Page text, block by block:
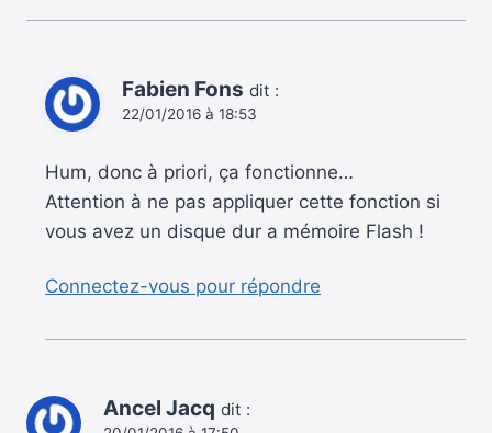
Fabien Fons dit :
22/01/2016 à 18:53
Hum, donc à priori, ça fonctionne…
Attention à ne pas appliquer cette fonction si
vous avez un disque dur a mémoire Flash !
Connectez-vous pour répondre
Ancel Jacq dit :